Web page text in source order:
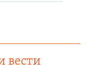
вести